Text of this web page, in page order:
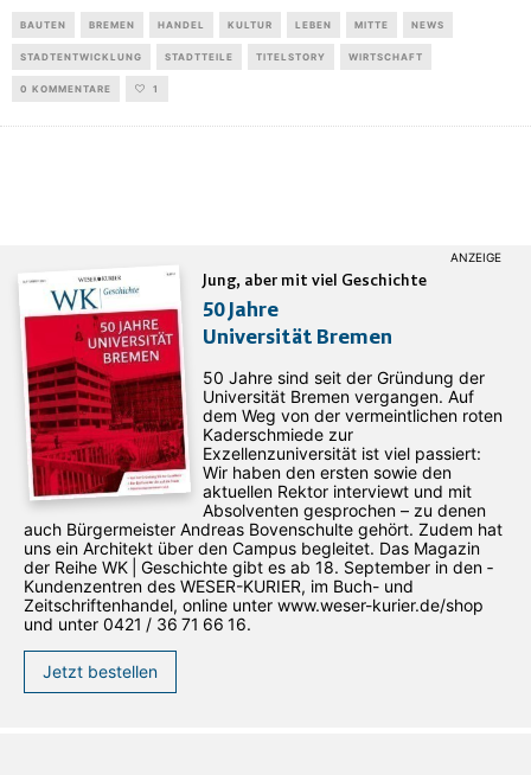
BAUTEN BREMEN HANDEL KULTUR LEBEN MITTE NEWS
STADTENTWICKLUNG STADTTEILE TITELSTORY WIRTSCHAFT
0 KOMMENTARE 1
Jung, aber mit viel Geschichte
50 Jahre
Universität Bremen
50 Jahre sind seit der Gründung der
Universität Bremen vergangen. Auf
dem Weg von der vermeintlichen roten
Kaderschmiede zur
Exzellenzuniversität ist viel passiert:
Wir haben den ersten sowie den
aktuellen Rektor interviewt und mit
Absolventen gesprochen – zu denen
auch Bürgermeister Andreas Bovenschulte gehört. Zudem hat
uns ein Architekt über den Campus begleitet. Das Magazin
der Reihe WK | Geschichte gibt es ab 18. September in den ­
Kundenzentren des WESER-­KURIER, im Buch- und
Zeitschriftenhandel, online unter www.weser-kurier.de/shop
und unter 0421 / 36 71 66 16.
Jetzt bestellen